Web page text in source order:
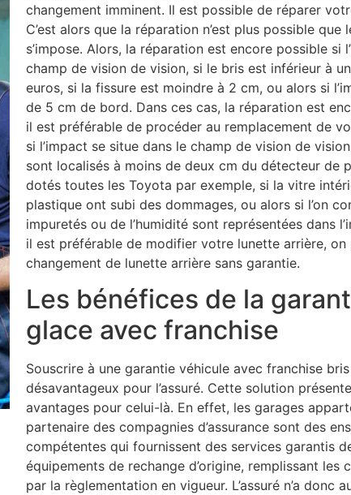
changement imminent. Il est possible de réparer
C’est alors que la réparation n’est plus possible que
s’impose. Alors, la réparation est encore possible si
champ de vision de vision, si le bris est inférieur à
euros, si la fissure est moindre à 2 cm, ou alors si
de 5 cm de bord. Dans ces cas, la réparation est
il est préférable de procéder au remplacement de
si l’impact se situe dans le champ de vision de
sont localisés à moins de deux cm du détecteur de
dotés toutes les Toyota par exemple, si la vitre
plastique ont subi des dommages, ou alors si l’on
impuretés ou de l’humidité sont représentées dans
il est préférable de modifier votre lunette arrière, on
changement de lunette arrière sans garantie.
Les bénéfices de la
glace avec franchise
Souscrire à une garantie véhicule avec franchise
désavantageux pour l’assuré. Cette solution
avantages pour celui-là. En effet, les garages
partenaire des compagnies d’assurance sont des
compétentes qui fournissent des services garantis
équipements de rechange d’origine, remplissant les
par la règlementation en vigueur. L’assuré n’a donc